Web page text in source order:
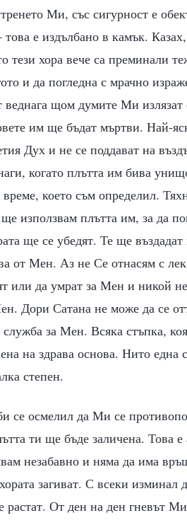
Ми, със сигурност е
е издълбано в камък.
тези хора вече са преминали
и да погледна с мрачно
щом думите Ми излязат
им ще бъдат мъртви. Най-
Дух и не се поддават на
когато плътта им бива
което съм определил.
използвам плътта им, за да
ще се убедят. Те ще въздадат
от Мен. Аз не Се отнасям с
или да умрат за Мен и никой
Дори Сатана не може да се
за Мен. Всяка стъпка,
на здрава основа. Нито една
степен.
се осмелил да Ми се
ти ще бъде заличена. Това
незабавно и няма да има
загиват. С всеки изминал
От ден на ден гневът Ми